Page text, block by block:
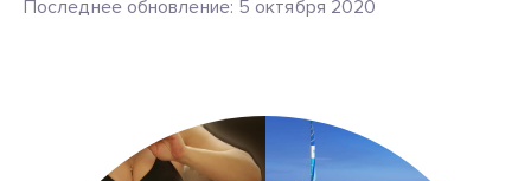
Последнее обновление: 5 октября 2020